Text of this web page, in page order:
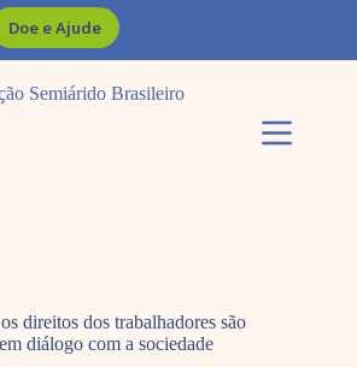
Doe e Ajude
direitos dos trabalhadores são
diálogo com a sociedade